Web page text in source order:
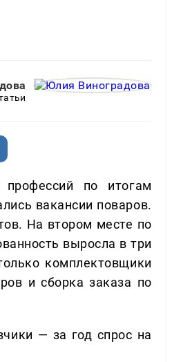
профессий по итогам
вакансии поваров.
На втором месте по
выросла в три
комплектовщики
и сборка заказа по
— за год спрос на